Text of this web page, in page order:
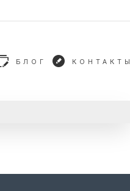
БЛОГ